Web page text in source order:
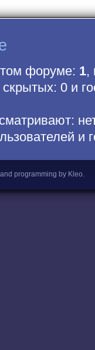
форуме: 1,
0 и
и
programming by Kleo.